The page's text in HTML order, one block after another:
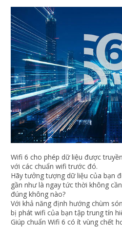
Wifi 6 cho phép dữ liệu được
với các chuẩn wifi trước đó.
Hãy tưởng tượng dữ liệu của bạn
gần như là ngay tức thời không
đúng không nào?
Với khả năng định hướng chùm
bị phát wifi của bạn tập trung tín
Giúp chuẩn Wifi 6 có ít vùng chết